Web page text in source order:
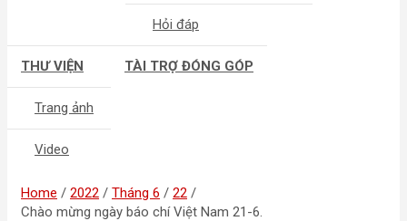
Hỏi đáp
THƯ VIỆN
Trang ảnh
Video
TÀI TRỢ ĐÓNG GÓP
Home 2022 Tháng 6
22
Chào mừng ngày báo chí Việt Nam 21-6.